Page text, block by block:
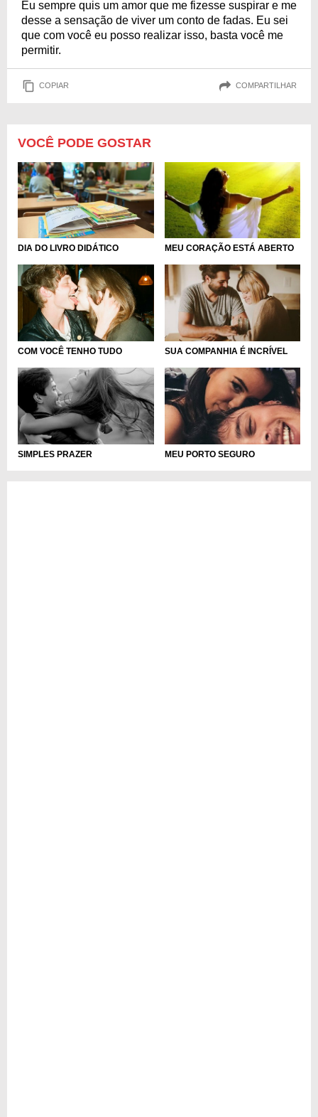
Eu sempre quis um amor que me fizesse suspirar e me
desse a sensação de viver um conto de fadas. Eu sei
que com você eu posso realizar isso, basta você me
permitir.
COPIAR COMPARTILHAR
VOCÊ PODE GOSTAR
DIA DO LIVRO DIDÁTICO MEU CORAÇÃO ESTÁ ABERTO
COM VOCÊ TENHO TUDO SUA COMPANHIA É INCRÍVEL
SIMPLES PRAZER MEU PORTO SEGURO